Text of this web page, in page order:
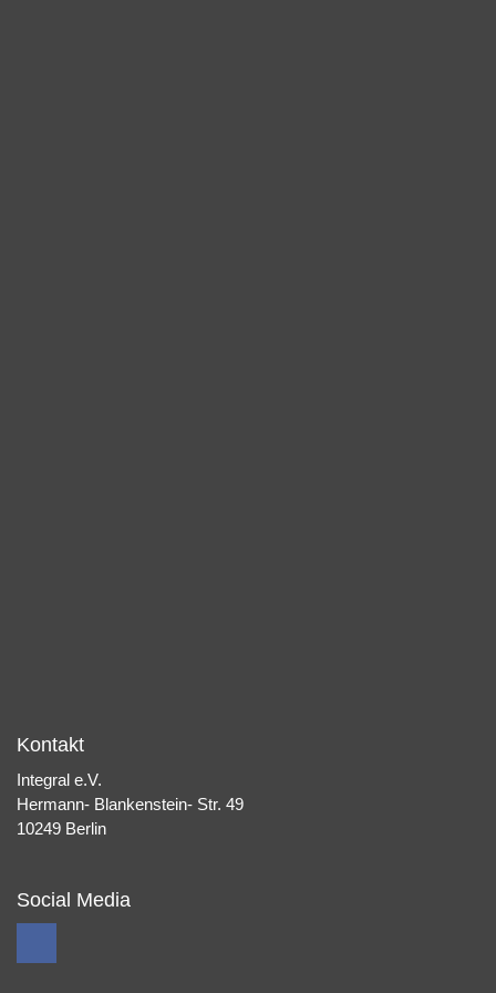
Kontakt
Integral e.V.
Hermann- Blankenstein- Str. 49
10249 Berlin
Social Media